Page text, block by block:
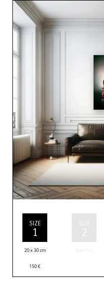
SIZE
1
20 x 30 cm
150€
SIZE
2